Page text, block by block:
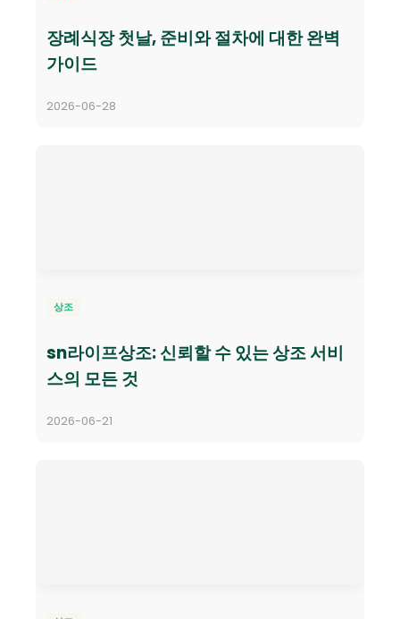
장례식장 첫날, 준비와 절차에 대한 완벽
가이드
2026-06-28
상조
sn라이프상조: 신뢰할 수 있는 상조 서비
스의 모든 것
2026-06-21